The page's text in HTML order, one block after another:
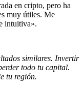
en cripto, pero ha
muy útiles. Me
intuitiva».
similares. Invertir
todo tu capital.
tu región.